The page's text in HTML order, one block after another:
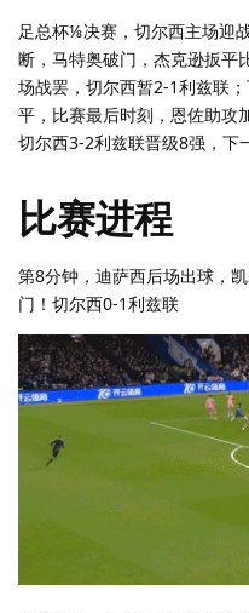
足总杯⅛决赛，切尔西主场迎
断，马特奥破门，杰克逊扳平
场战罢，切尔西暂2-1利兹联
平，比赛最后时刻，恩佐助攻
切尔西3-2利兹联晋级8强，下
比赛进程
第8分钟，迪萨西后场出球，
门！切尔西0-1利兹联